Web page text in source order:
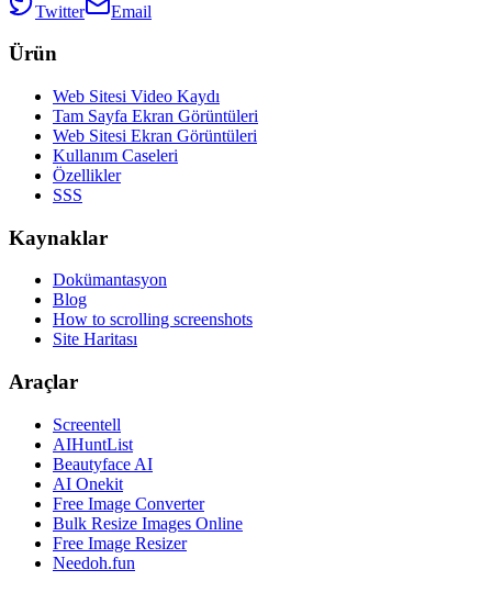
Twitter Email
Ürün
Web Sitesi Video Kaydı
Tam Sayfa Ekran Görüntüleri
Web Sitesi Ekran Görüntüleri
Kullanım Caseleri
Özellikler
SSS
Kaynaklar
Dokümantasyon
Blog
How to scrolling screenshots
Site Haritası
Araçlar
Screentell
AIHuntList
Beautyface AI
AI Onekit
Free Image Converter
Bulk Resize Images Online
Free Image Resizer
Needoh.fun